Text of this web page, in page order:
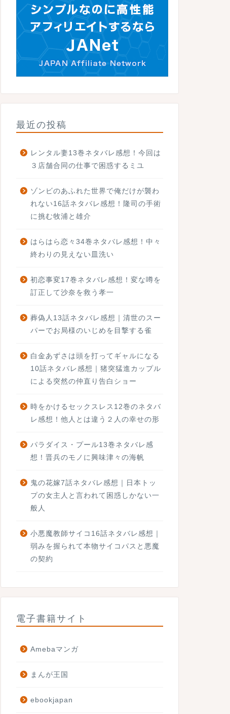
最近の投稿
レンタル妻13巻ネタバレ感想！今回は
３店舗合同の仕事で困惑するミユ
ゾンビのあふれた世界で俺だけが襲わ
れない16話ネタバレ感想！隆司の手術
に挑む牧浦と雄介
はらはら恋々34巻ネタバレ感想！中々
終わりの見えない皿洗い
初恋事変17巻ネタバレ感想！変な噂を
訂正して沙奈を救う孝一
葬偽人13話ネタバレ感想｜清世のスー
パーでお局様のいじめを目撃する雀
白金あずさは頭を打ってギャルになる
10話ネタバレ感想｜猪突猛進カップル
による突然の仲直り告白ショー
時をかけるセックスレス12巻のネタバ
レ感想！他人とは違う２人の幸せの形
パラダイス・プール13巻ネタバレ感
想！晋兵のモノに興味津々の海帆
鬼の花嫁7話ネタバレ感想｜日本トッ
プの女主人と言われて困惑しかない一
般人
小悪魔教師サイコ16話ネタバレ感想｜
弱みを握られて本物サイコパスと悪魔
の契約
電子書籍サイト
Amebaマンガ
まんが王国
ebookjapan